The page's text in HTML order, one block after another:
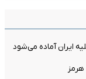
ایران آماده می‌شود
هرمز